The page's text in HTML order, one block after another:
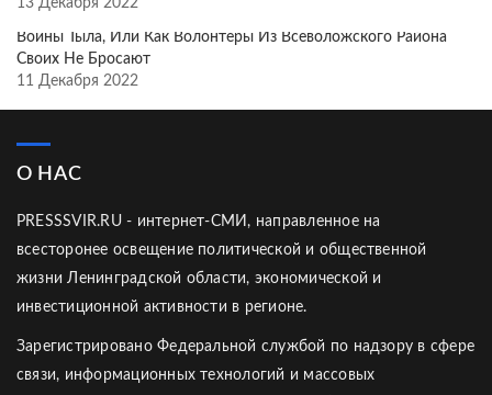
13 Декабря 2022
Воины Тыла, Или Как Волонтёры Из Всеволожского Района
Своих Не Бросают
11 Декабря 2022
О НАС
PRESSSVIR.RU - интернет-СМИ, направленное на
всесторонее освещение политической и общественной
жизни Ленинградской области, экономической и
инвестиционной активности в регионе.
Зарегистрировано Федеральной службой по надзору в сфере
связи, информационных технологий и массовых